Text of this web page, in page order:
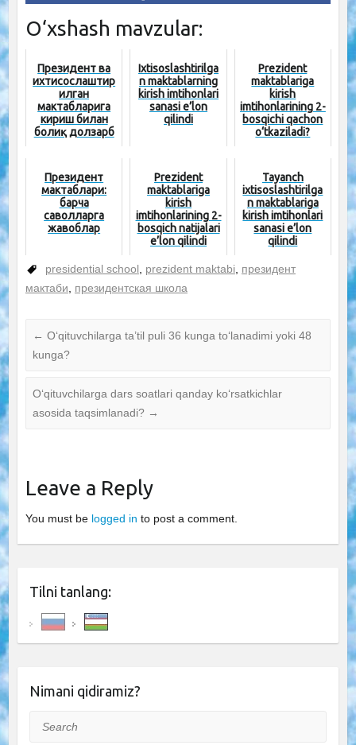
O‘xshash mavzular:
Президент ва
ихтисослаштир
илган
мактабларига
кириш билан
боғлиқ долзарб
Ixtisoslashtirilga
n maktablarning
kirish imtihonlari
sanasi e’lon
qilindi
Prezident
maktablariga
kirish
imtihonlarining 2-
bosqichi qachon
o‘tkaziladi?
Президент
мактаблари:
барча
саволларга
жавоблар
Prezident
maktablariga
kirish
imtihonlarining 2-
bosqich natijalari
e’lon qilindi
Tayanch
ixtisoslashtirilga
n maktablariga
kirish imtihonlari
sanasi e’lon
qilindi
presidential school prezident maktabi
президент
мактаби
президентская школа
← O‘qituvchilarga ta’til puli 36 kunga to‘lanadimi yoki 48
kunga?
O‘qituvchilarga dars soatlari qanday ko‘rsatkichlar
asosida taqsimlanadi? →
Leave a Reply
You must be logged in to post a comment.
Tilni tanlang:
Nimani qidiramiz?
Search